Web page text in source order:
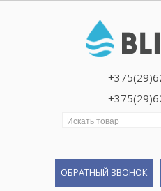
Искать:
ОБРАТНЫЙ ЗВОНОК